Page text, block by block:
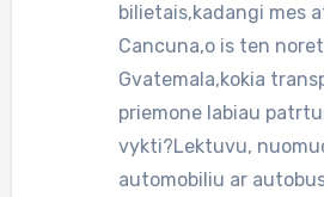
bilietais,kadangi mes
Cancuna,o is ten
Gvatemala,kokia
priemone labiau
vykti?Lektuvu,
automobiliu ar